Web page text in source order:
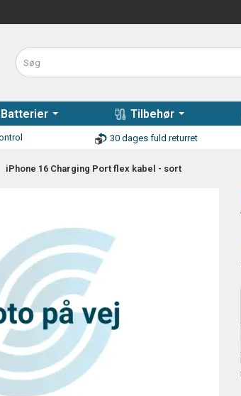
Batterier Tilbehør
30 dages fuld returret
iPhone 16 Charging Port flex kabel - sort